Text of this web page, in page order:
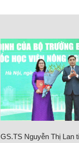
GS.TS Nguyễn Thị Lan